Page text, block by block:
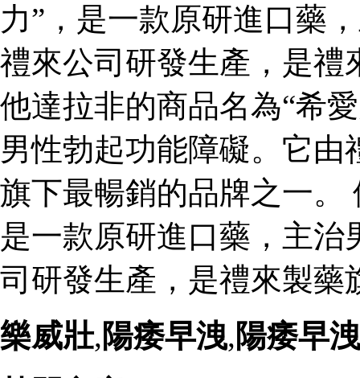
力”，是一款原研進口藥
禮來公司研發生產，是禮
他達拉非的商品名為“希
男性勃起功能障礙。它
旗下最暢銷的品牌之一。
是一款原研進口藥，主
司研發生產，是禮來製藥
樂威壯, 陽痿早洩, 陽痿早洩